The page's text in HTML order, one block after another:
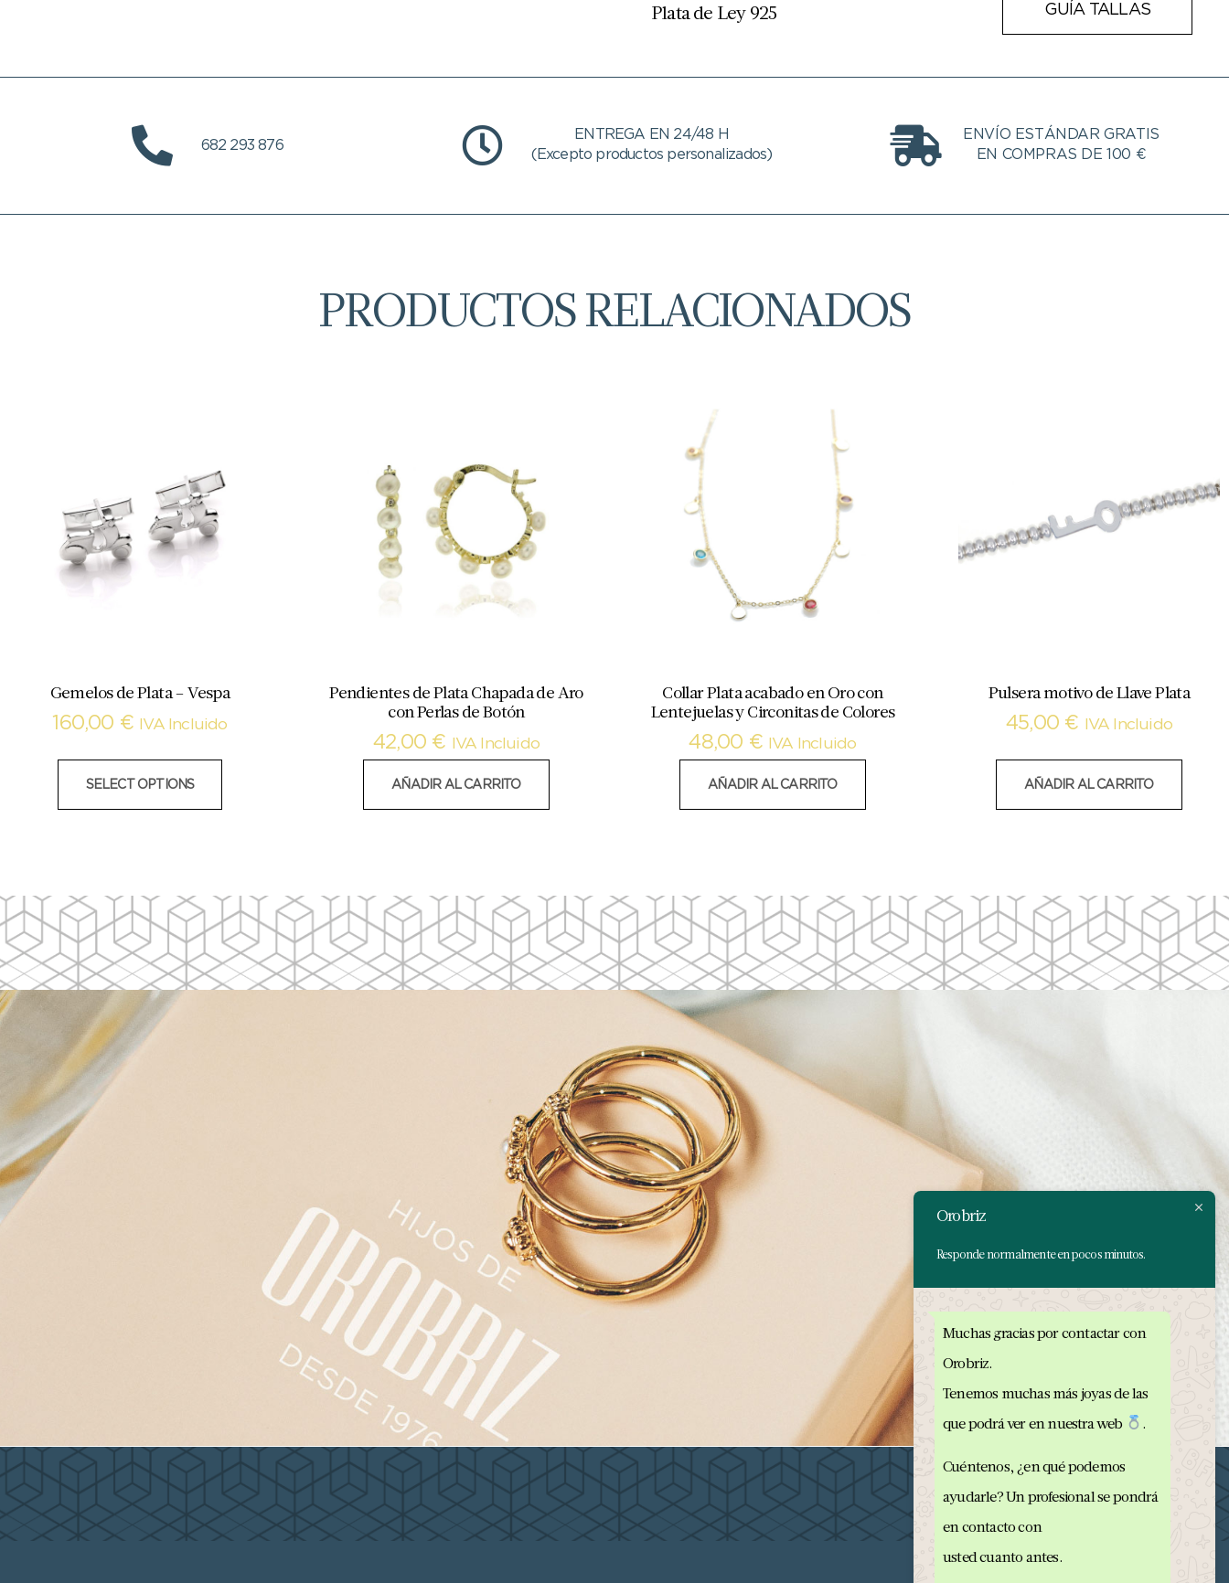
Plata de Ley 925 GUÍA TALLAS
682 293 876
ENTREGA EN 24/48 H
(Excepto productos personalizados)
ENVÍO ESTÁNDAR GRATIS
EN COMPRAS DE 100 €
PRODUCTOS RELACIONADOS
Gemelos de Plata – Vespa
160,00 € IVA Incluido
SELECT OPTIONS
Pendientes de Plata Chapada de Aro
con Perlas de Botón
42,00 € IVA Incluido
AÑADIR AL CARRITO
Collar Plata acabado en Oro con
Lentejuelas y Circonitas de Colores
48,00 € IVA Incluido
AÑADIR AL CARRITO
Pulsera motivo de Llave Plata
45,00 € IVA Incluido
AÑADIR AL CARRITO
Orobriz
Responde normalmente en pocos minutos.
Muchas gracias por contactar con
Orobriz.
Tenemos muchas más joyas de las
que podrá ver en nuestra web
.
Cuéntenos, ¿en qué podemos
ayudarle? Un profesional se pondrá
en contacto con
usted cuanto antes.